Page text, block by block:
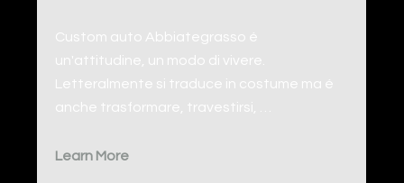
Custom auto Abbiategrasso é
un'attitudine, un modo di vivere.
Letteralmente si traduce in costume ma é
anche trasformare, travestirsi, …
Learn More